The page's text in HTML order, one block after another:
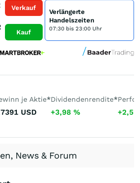
Verkauf
Kauf
Verlängerte
Handelszeiten
07:30 bis 23:00 Uhr
je Aktie*
USD
Dividendenrendite*
+3,98 % +2,52
News & Forum